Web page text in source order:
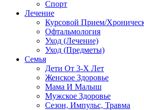
Спорт
Лечение
Курсовой Прием/
Офтальмология
Уход (Лечение)
Уход (Предметы)
Семья
Дети От 3-Х Лет
Женское Здоровье
Мама И Малыш
Мужское Здоровье
Сезон, Импульс, Травма